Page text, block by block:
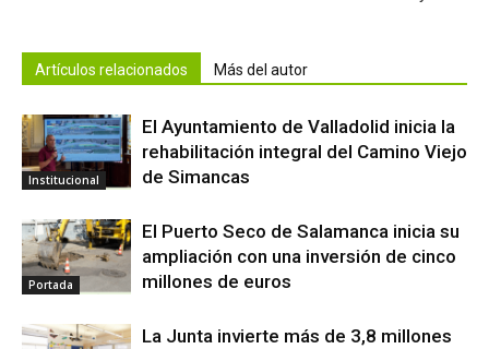
Artículos relacionados Más del autor
Institucional
El Ayuntamiento de Valladolid inicia la
rehabilitación integral del Camino Viejo
de Simancas
Portada
El Puerto Seco de Salamanca inicia su
ampliación con una inversión de cinco
millones de euros
La Junta invierte más de 3,8 millones